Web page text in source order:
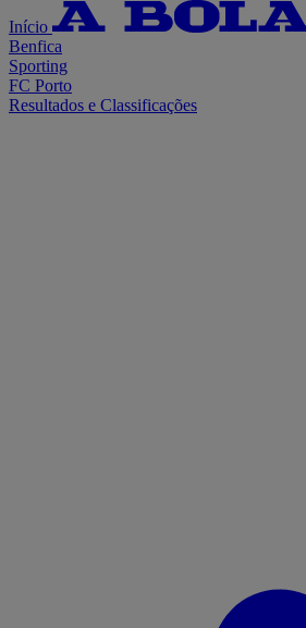
Início
Benfica
Sporting
FC Porto
Resultados e Classificações